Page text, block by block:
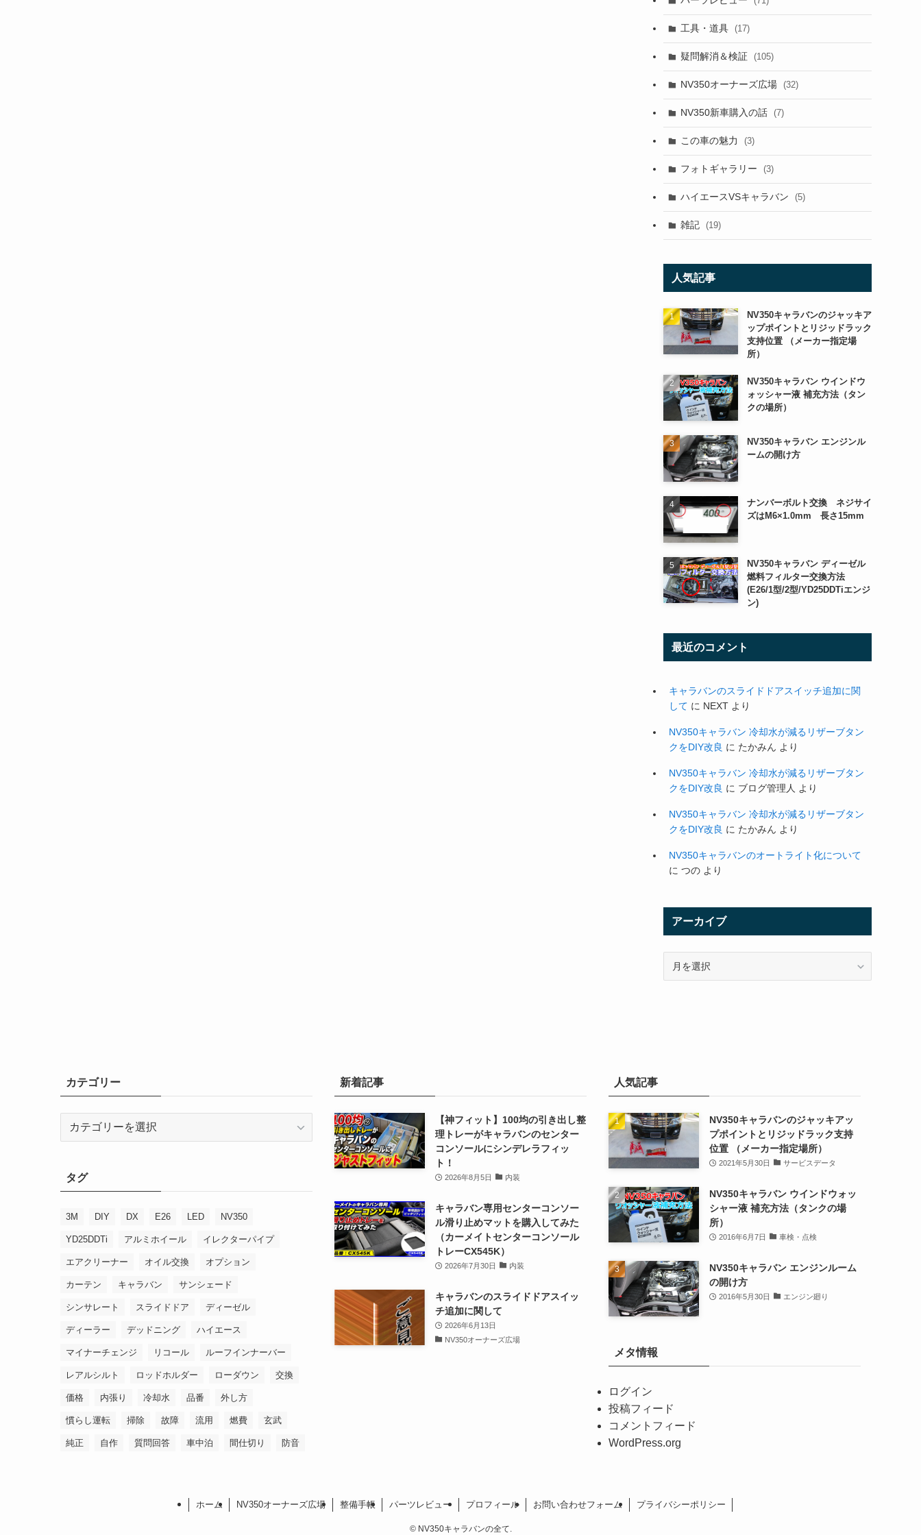
工具・道具 (17)
疑問解消＆検証 (105)
NV350オーナーズ広場 (32)
NV350新車購入の話 (7)
この車の魅力 (3)
フォトギャラリー (3)
ハイエースVSキャラバン (5)
雑記 (19)
人気記事
NV350キャラバンのジャッキア
ップポイントとリジッドラック
支持位置 （メーカー指定場
所）
NV350キャラバン ウインドウ
ォッシャー液 補充方法（タン
クの場所）
NV350キャラバン エンジンル
ームの開け方
ナンバーボルト交換 ネジサイ
ズはM6×1.0mm 長さ15mm
NV350キャラバン ディーゼル
燃料フィルター交換方法
(E26/1型/2型/YD25DDTiエンジ
ン)
最近のコメント
キャラバンのスライドドアスイッチ追加に関
して に NEXT より
NV350キャラバン 冷却水が減るリザーブタン
クをDIY改良 に たかみん より
NV350キャラバン 冷却水が減るリザーブタン
クをDIY改良 に ブログ管理人 より
NV350キャラバン 冷却水が減るリザーブタン
クをDIY改良 に たかみん より
NV350キャラバンのオートライト化について
に つの より
アーカイブ
カテゴリー
リ
ー
タグ
3M DIY DX E26 LED NV350
YD25DDTi アルミホイール イレクターパイプ
エアクリーナー オイル交換 オプション
カーテン キャラバン サンシェード
シンサレート スライドドア ディーゼル
ディーラー デッドニング ハイエース
マイナーチェンジ リコール ルーフインナーバー
レアルシルト ロッドホルダー ローダウン 交換
価格 内張り 冷却水 品番 外し方
慣らし運転 掃除 故障 流用 燃費 玄武
純正 自作 質問回答 車中泊 間仕切り 防音
新着記事
【神フィット】100均の引き出し整
理トレーがキャラバンのセンター
コンソールにシンデレラフィッ
ト！
2026年8月5日 内装
キャラバン専用センターコンソー
ル滑り止めマットを購入してみた
（カーメイトセンターコンソール
トレーCX545K）
2026年7月30日 内装
キャラバンのスライドドアスイッ
チ追加に関して
2026年6月13日
NV350オーナーズ広場
人気記事
NV350キャラバンのジャッキアッ
プポイントとリジッドラック支持
位置 （メーカー指定場所）
2021年5月30日 サービスデータ
NV350キャラバン ウインドウォッ
シャー液 補充方法（タンクの場
所）
2016年6月7日 車検・点検
NV350キャラバン エンジンルーム
の開け方
2016年5月30日 エンジン廻り
メタ情報
ログイン
投稿フィード
コメントフィード
WordPress.org
ホーム NV350オーナーズ広場 整備手帳 パーツレビュー プロフィール お問い合わせフォーム プライバシーポリシー
©NV350キャラバンの全て.